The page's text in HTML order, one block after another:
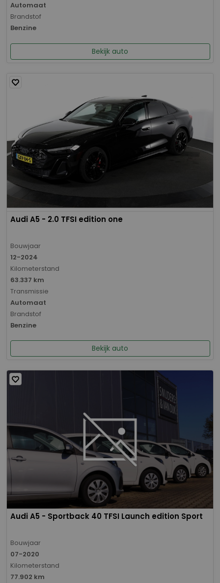
Automaat
Brandstof
Benzine
Bekijk auto
Audi A5 - 2.0 TFSI edition one
Bouwjaar
12-2024
Kilometerstand
63.337 km
Transmissie
Automaat
Brandstof
Benzine
Bekijk auto
Audi A5 - Sportback 40 TFSI Launch edition Sport
Bouwjaar
07-2020
Kilometerstand
77.902 km